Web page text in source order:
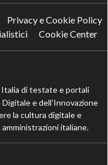
Privacy e Cookie Policy
Cookie Center
di testate e portali
e dell’Innovazione
la cultura digitale e
italiane.